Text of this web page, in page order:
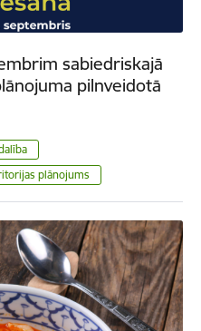
sabiedriskajā
pilnveidotā
plānojums